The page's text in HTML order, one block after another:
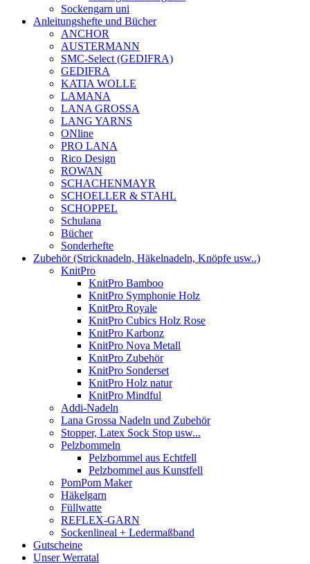
Sockengarn uni
Anleitungshefte und Bücher
ANCHOR
AUSTERMANN
SMC-Select (GEDIFRA)
GEDIFRA
KATIA WOLLE
LAMANA
LANA GROSSA
LANG YARNS
ONline
PRO LANA
Rico Design
ROWAN
SCHACHENMAYR
SCHOELLER & STAHL
SCHOPPEL
Schulana
Bücher
Sonderhefte
Zubehör (Stricknadeln, Häkelnadeln, Knöpfe usw..)
KnitPro
KnitPro Bamboo
KnitPro Symphonie Holz
KnitPro Royale
KnitPro Cubics Holz Rose
KnitPro Karbonz
KnitPro Nova Metall
KnitPro Zubehör
KnitPro Sonderset
KnitPro Holz natur
KnitPro Mindful
Addi-Nadeln
Lana Grossa Nadeln und Zubehör
Stopper, Latex Sock Stop usw...
Pelzbommeln
Pelzbommel aus Echtfell
Pelzbommel aus Kunstfell
PomPom Maker
Häkelgarn
Füllwatte
REFLEX-GARN
Sockenlineal + Ledermaßband
Gutscheine
Unser Werratal